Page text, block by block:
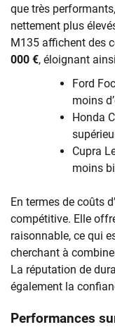
que très
nettement plus
M135 affichent des
000 €, éloignant
Ford
moins
Honda
Cupra
moins
En termes de coûts
compétitive. Elle
raisonnable, ce qui
cherchant à
La réputation de
également la
Performances